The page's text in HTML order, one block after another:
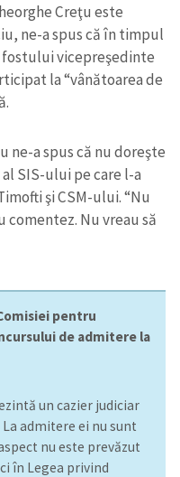
ZdG
Creţu este
ne-a spus că în timpul
vicepreşedinte
la “vânătoarea de
ne-a spus că nu doreşte
SIS-ului pe care l-a
şi CSM-ului. “Nu
comentez. Nu vreau să
pentru
de admitere la
un cazier judiciar
admitere ei nu sunt
nu este prevăzut
în Legea privind